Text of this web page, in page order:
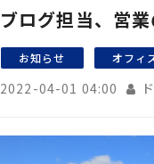
ブログ担当、営
お知らせ オフィ
2022-04-01 04:00